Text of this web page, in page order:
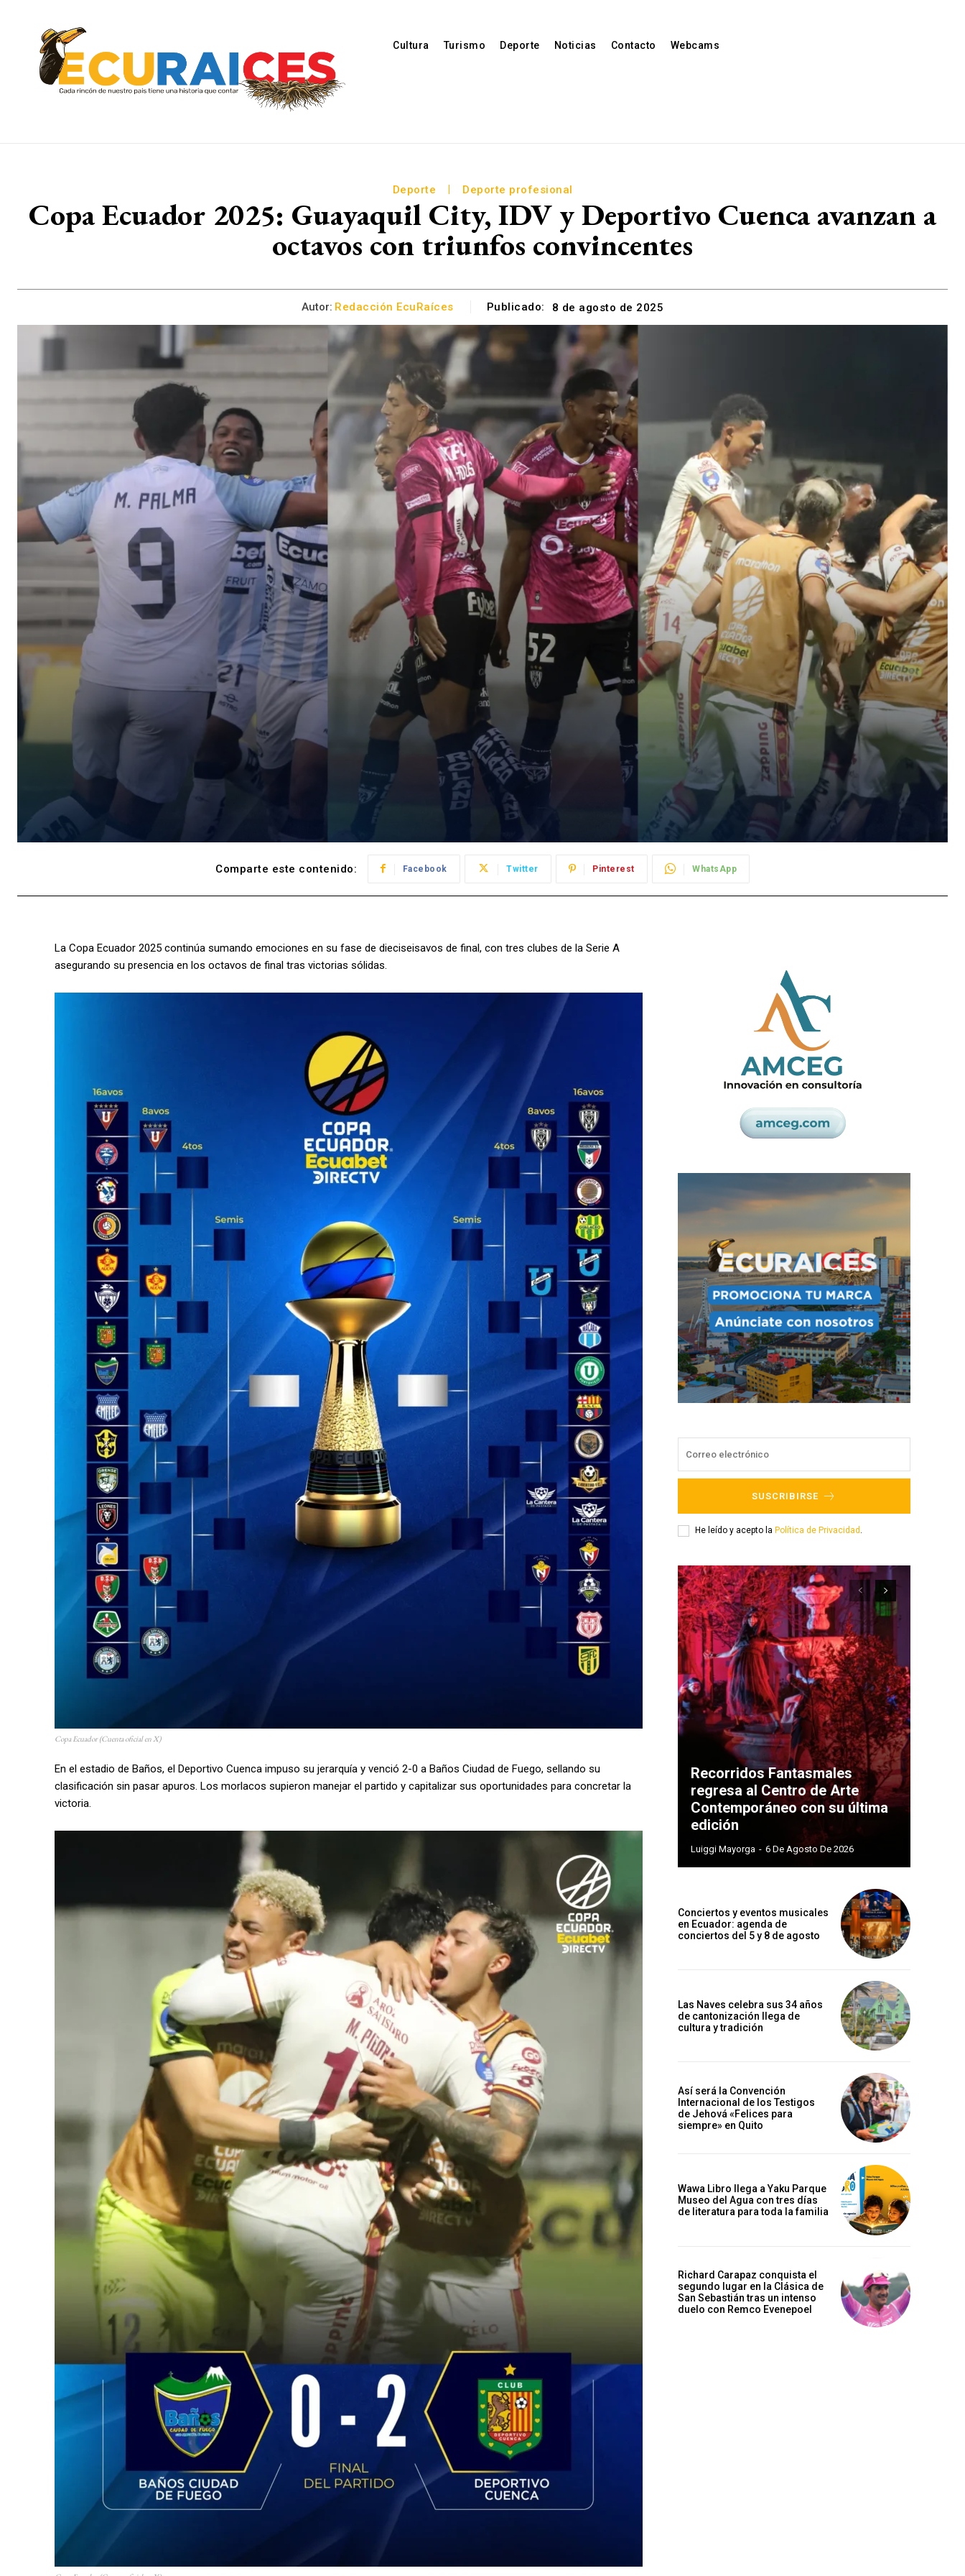
Cultura Turismo Deporte Noticias Contacto Webcams
Deporte Deporte profesional
Copa Ecuador 2025: Guayaquil City, IDV y Deportivo Cuenca avanzan a
octavos con triunfos convincentes
Autor: Redacción EcuRaíces Publicado: 8 de agosto de 2025
Comparte este contenido: Facebook Twitter Pinterest WhatsApp
La Copa Ecuador 2025 continúa sumando emociones en su fase de dieciseisavos de final, con tres clubes de la Serie A
asegurando su presencia en los octavos de final tras victorias sólidas.
Copa Ecuador (Cuenta oficial en X)
En el estadio de Baños, el Deportivo Cuenca impuso su jerarquía y venció 2-0 a Baños Ciudad de Fuego, sellando su
clasificación sin pasar apuros. Los morlacos supieron manejar el partido y capitalizar sus oportunidades para concretar la
victoria.
SUSCRIBIRSE
He leído y acepto la Política de Privacidad .
Recorridos Fantasmales
regresa al Centro de Arte
Contemporáneo con su última
edición
Luiggi Mayorga - 6 De Agosto De 2026
Conciertos y eventos musicales
en Ecuador: agenda de
conciertos del 5 y 8 de agosto
Las Naves celebra sus 34 años
de cantonización llega de
cultura y tradición
Así será la Convención
Internacional de los Testigos
de Jehová «Felices para
siempre» en Quito
Wawa Libro llega a Yaku Parque
Museo del Agua con tres días
de literatura para toda la familia
Richard Carapaz conquista el
segundo lugar en la Clásica de
San Sebastián tras un intenso
duelo con Remco Evenepoel